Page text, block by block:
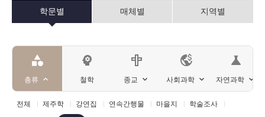
학문별 매체별 지역별
category
총류
psychology
철학 종교 사회과학
science
자연과학
전체 제주학 강연집 연속간행물 마을지 학술조사